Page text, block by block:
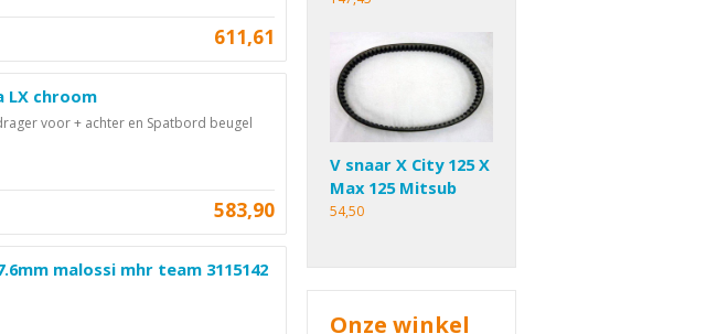
611,61
LX chroom
voor + achter en Spatbord beugel
583,90
malossi mhr team 3115142
V snaar X City 125 X
Max 125 Mitsub
54,50
Onze winkel